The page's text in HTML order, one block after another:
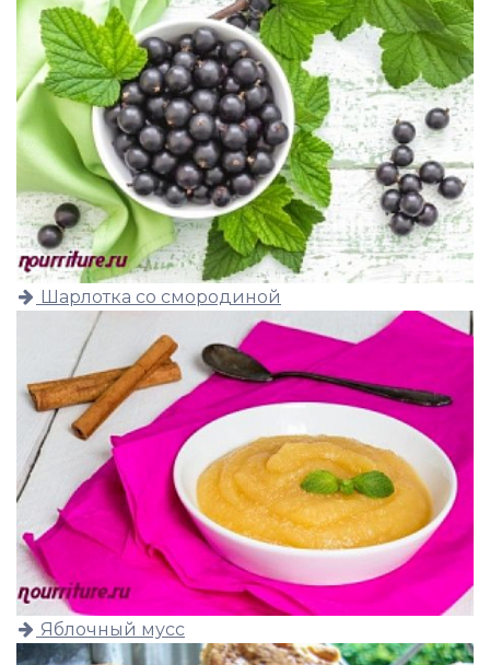
Шарлотка со смородиной
Яблочный мусс